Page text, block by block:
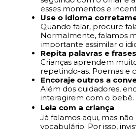
esses momentos e
Use o idioma
Quando falar, procure
Normalmente, falamos
importante assimilar o
Repita palavras e frases
Crianças aprendem
repetindo-as. Poemas e
Encoraje outros a
Além dos cuidadores,
interagirem com o bebê.
Leia com a criança
Já falamos aqui, mas
vocabulário. Por isso,